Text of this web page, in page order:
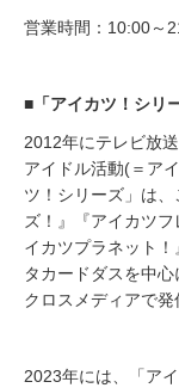
営業時間：10:00～
■「アイカツ！シリ
2012年にテレビ放
アイドル活動(＝ア
ツ！シリーズ」は
ズ！』『アイカツ
イカツプラネット
タカードダスを中
クロスメディアで発
2023年には、「ア